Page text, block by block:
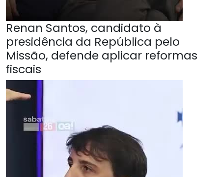
Renan Santos, candidato à
presidência da República pelo
Missão, defende aplicar reformas
fiscais